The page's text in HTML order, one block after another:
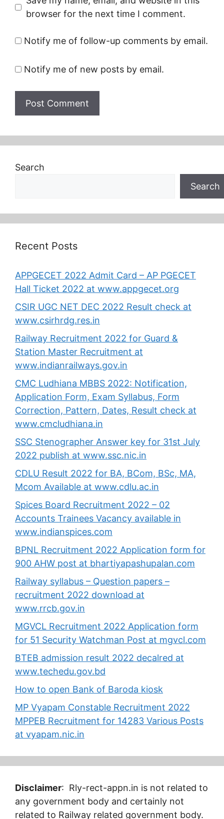
browser for the next time I comment.
Notify me of follow-up comments by email.
Notify me of new posts by email.
Search
Search
Recent Posts
APPGECET 2022 Admit Card – AP PGECET
Hall Ticket 2022 at www.appgecet.org
CSIR UGC NET DEC 2022 Result check at
www.csirhrdg.res.in
Railway Recruitment 2022 for Guard &
Station Master Recruitment at
www.indianrailways.gov.in
CMC Ludhiana MBBS 2022: Notification,
Application Form, Exam Syllabus, Form
Correction, Pattern, Dates, Result check at
www.cmcludhiana.in
SSC Stenographer Answer key for 31st July
2022 publish at www.ssc.nic.in
CDLU Result 2022 for BA, BCom, BSc, MA,
Mcom Available at www.cdlu.ac.in
Spices Board Recruitment 2022 – 02
Accounts Trainees Vacancy available in
www.indianspices.com
BPNL Recruitment 2022 Application form for
900 AHW post at bhartiyapashupalan.com
Railway syllabus – Question papers –
recruitment 2022 download at
www.rrcb.gov.in
MGVCL Recruitment 2022 Application form
for 51 Security Watchman Post at mgvcl.com
BTEB admission result 2022 decalred at
www.techedu.gov.bd
How to open Bank of Baroda kiosk
MP Vyapam Constable Recruitment 2022
MPPEB Recruitment for 14283 Various Posts
at vyapam.nic.in
Disclaimer: Rly-rect-appn.in is not related to
any government body and certainly not
related to Railway related government body.